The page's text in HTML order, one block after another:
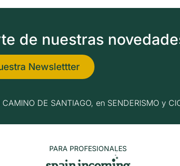
de nuestras
Newslettter
DE SANTIAGO, en SENDERISMO y
PARA PROFESIONALES